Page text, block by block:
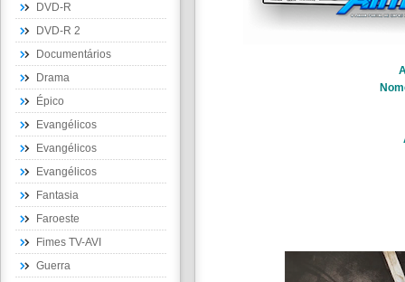
DVD-R
DVD-R 2
Documentários
Drama
Épico
Evangélicos
Evangélicos
Evangélicos
Fantasia
Faroeste
Fimes TV-AVI
Guerra